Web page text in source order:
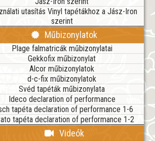
utasítás Vinyl tapétákhoz a Jász-Iron
szerint
Műbizonylatok
Plage falmatricák műbizonylatai
Gekkofix műbizonylat
Alcor műbizonylatok
d-c-fix műbizonylatok
Svéd tapéták műbizonylata
Ideco declaration of performance
tapéta declaration of performance 1-6
tapéta declaration of performance 1-2
Videók